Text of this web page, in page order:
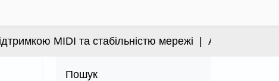
MIDI та стабільністю мережі |Apple випустила
Пошук